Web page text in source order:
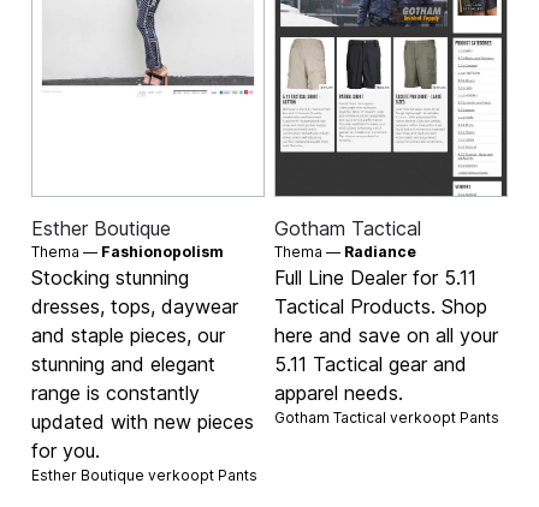
Esther Boutique
Thema — Fashionopolism
Stocking stunning
dresses, tops, daywear
and staple pieces, our
stunning and elegant
range is constantly
updated with new pieces
for you.
Esther Boutique verkoopt Pants
Gotham Tactical
Thema — Radiance
Full Line Dealer for 5.11
Tactical Products. Shop
here and save on all your
5.11 Tactical gear and
apparel needs.
Gotham Tactical verkoopt Pants